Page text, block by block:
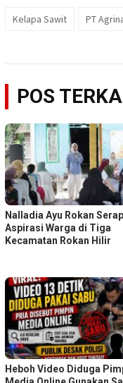
Kelapa Sawit PT
POS
Nalladia Ayu Rokan Serap
Aspirasi Warga di Tiga
Kecamatan Rokan Hilir
Heboh Video Diduga